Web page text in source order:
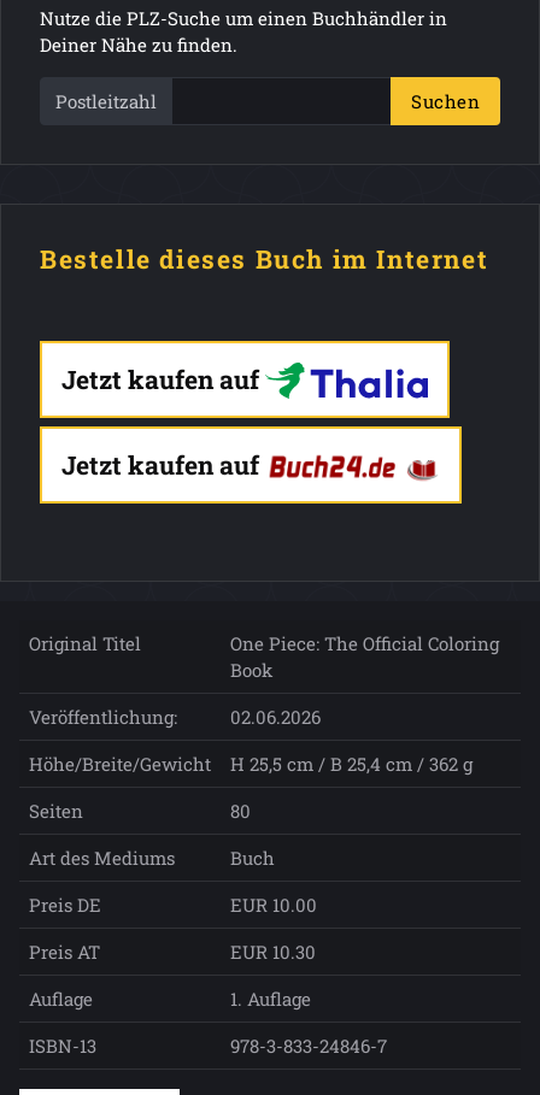
Nutze die PLZ-Suche um einen Buchhändler in
Deiner Nähe zu finden.
Postleitzahl Suchen
Bestelle dieses Buch im Internet
Jetzt kaufen auf
Jetzt kaufen auf
Original Titel
One Piece: The Official Coloring
Book
Veröffentlichung:
02.06.2026
Höhe/Breite/Gewicht
H 25,5 cm / B 25,4 cm / 362 g
Seiten
80
Art des Mediums
Buch
Preis DE
EUR 10.00
Preis AT
EUR 10.30
Auflage
1. Auflage
ISBN-13
978-3-833-24846-7